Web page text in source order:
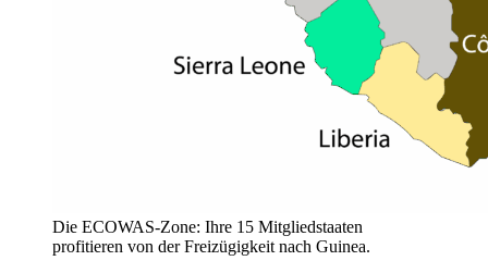
Die ECOWAS-Zone: Ihre 15 Mitgliedstaaten
profitieren von der Freizügigkeit nach Guinea.